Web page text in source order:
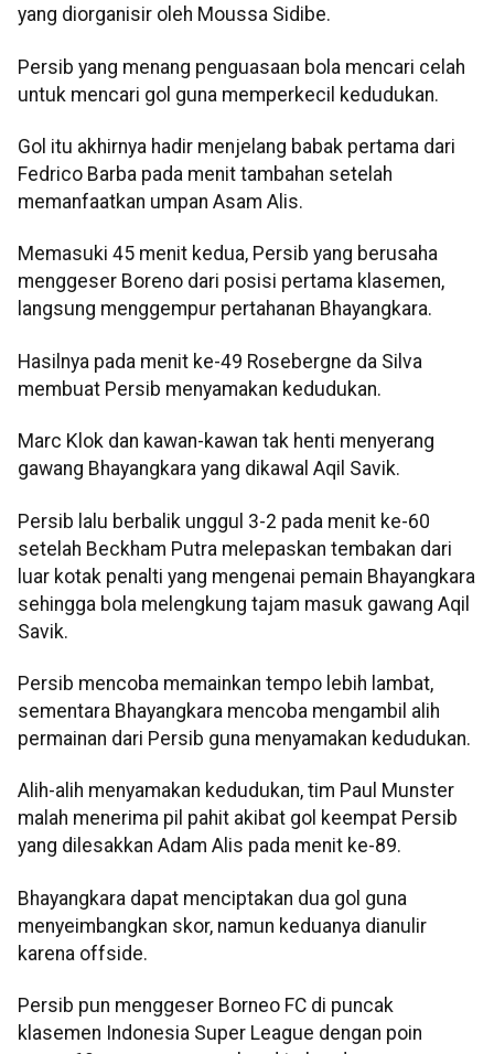
yang diorganisir oleh Moussa Sidibe.
Persib yang menang penguasaan bola mencari celah
untuk mencari gol guna memperkecil kedudukan.
Gol itu akhirnya hadir menjelang babak pertama dari
Fedrico Barba pada menit tambahan setelah
memanfaatkan umpan Asam Alis.
Memasuki 45 menit kedua, Persib yang berusaha
menggeser Boreno dari posisi pertama klasemen,
langsung menggempur pertahanan Bhayangkara.
Hasilnya pada menit ke-49 Rosebergne da Silva
membuat Persib menyamakan kedudukan.
Marc Klok dan kawan-kawan tak henti menyerang
gawang Bhayangkara yang dikawal Aqil Savik.
Persib lalu berbalik unggul 3-2 pada menit ke-60
setelah Beckham Putra melepaskan tembakan dari
luar kotak penalti yang mengenai pemain Bhayangkara
sehingga bola melengkung tajam masuk gawang Aqil
Savik.
Persib mencoba memainkan tempo lebih lambat,
sementara Bhayangkara mencoba mengambil alih
permainan dari Persib guna menyamakan kedudukan.
Alih-alih menyamakan kedudukan, tim Paul Munster
malah menerima pil pahit akibat gol keempat Persib
yang dilesakkan Adam Alis pada menit ke-89.
Bhayangkara dapat menciptakan dua gol guna
menyeimbangkan skor, namun keduanya dianulir
karena offside.
Persib pun menggeser Borneo FC di puncak
klasemen Indonesia Super League dengan poin